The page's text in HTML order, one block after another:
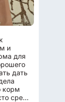
и
для
дать
корм
среди